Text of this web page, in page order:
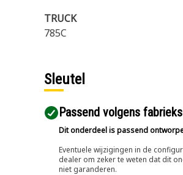
TRUCK
785C
Sleutel
Passend volgens
Dit onderdeel is passend
Eventuele wijzigingen in de
dealer om zeker te weten dat dit
niet garanderen.